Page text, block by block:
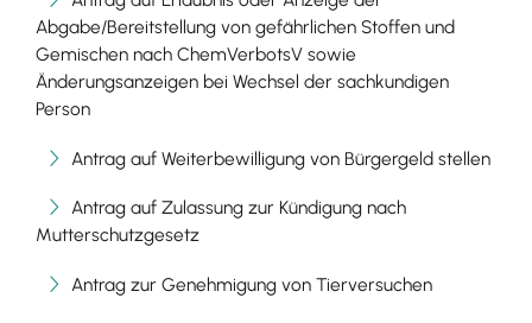
Abgabe/Bereitstellung von gefährlichen Stoffen und
Gemischen nach ChemVerbotsV sowie
Änderungsanzeigen bei Wechsel der sachkundigen
Person
Antrag auf Weiterbewilligung von Bürgergeld stellen
Antrag auf Zulassung zur Kündigung nach
Mutterschutzgesetz
Antrag zur Genehmigung von Tierversuchen